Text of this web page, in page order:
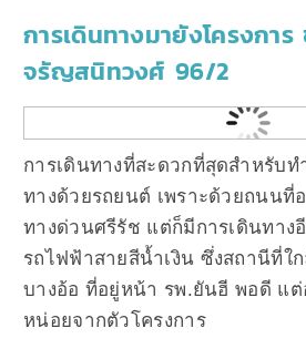
การเดินทางมายังโครงกา
จรัญสนิทวงศ์ 96/2
การเดินทางที่สะดวกที่สุดสำหรับท
ทางด้วยรถยนต์ เพราะด้วยถนนที่
ทางด่วนศรีรัช แต่ก็มีการเดินทาง
รถไฟฟ้าสายสีน้ำเงิน ซึ่งสถานีที่ใ
บางอ้อ ที่อยู่หน้า รพ.ยันฮี พอดี แต่
หน่อยจากตัวโครงการ